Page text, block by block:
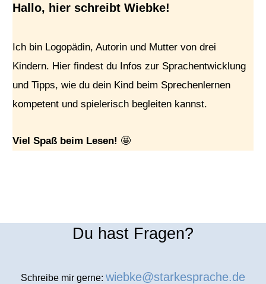
Hallo, hier schreibt Wiebke!
Ich bin Logopädin, Autorin und Mutter von drei
Kindern. Hier findest du Infos zur Sprachentwicklung
und Tipps, wie du dein Kind beim Sprechenlernen
kompetent und spielerisch begleiten kannst.
Viel Spaß beim Lesen! 🤩
Du hast Fragen?
Schreibe mir gerne: wiebke@starkesprache.de